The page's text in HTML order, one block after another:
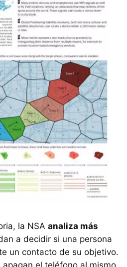
la NSA analiza más
a decidir si una persona
un contacto de su objetivo.